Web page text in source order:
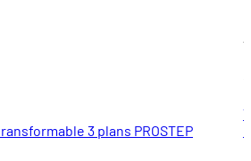
3 plans PROSTEP